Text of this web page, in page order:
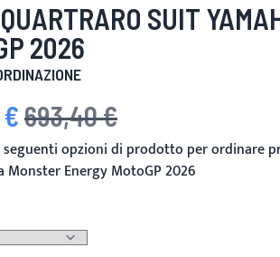
SUIT
2026
Prezzo predefinito
693,40 €
seguenti opzioni di prodotto per ordinare
Monster Energy MotoGP 2026